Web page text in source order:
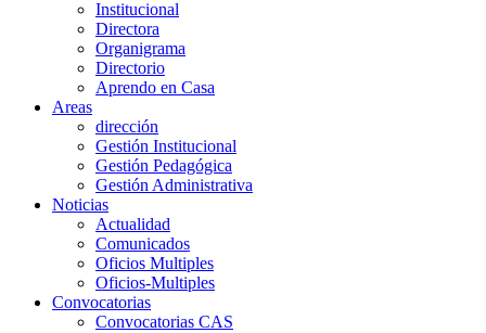
Institucional
Directora
Organigrama
Directorio
Aprendo en Casa
Areas
dirección
Gestión Institucional
Gestión Pedagógica
Gestión Administrativa
Noticias
Actualidad
Comunicados
Oficios Multiples
Oficios-Multiples
Convocatorias
Convocatorias CAS